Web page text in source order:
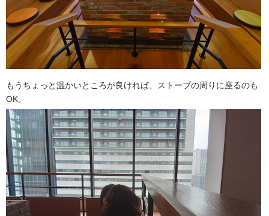
もうちょっと温かいところが良ければ、ストーブの周りに座るのも
OK。